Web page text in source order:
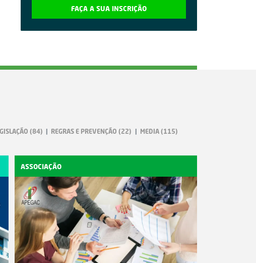
FAÇA A SUA INSCRIÇÃO
(84) REGRAS E PREVENÇÃO (22) MEDIA(115)
ASSOCIAÇÃO